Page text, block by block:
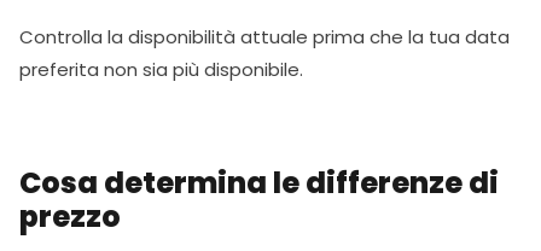
Controlla la disponibilità attuale prima che la tua data
preferita non sia più disponibile.
Cosa determina le differenze di
prezzo